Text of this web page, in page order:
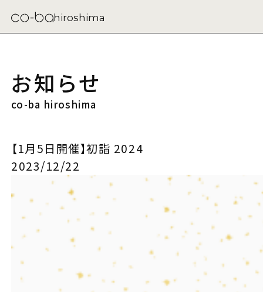
hiroshima
お知らせ
co-ba hiroshima
【1月5日開催】初詣 2024
2023/12/22